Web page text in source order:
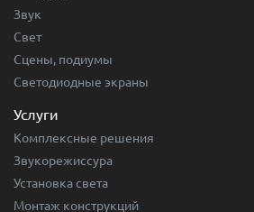
Звук
Свет
Сцены, подиумы
Светодиодные экраны
Услуги
Комплексные решения
Звукорежиссура
Установка света
Монтаж конструкций